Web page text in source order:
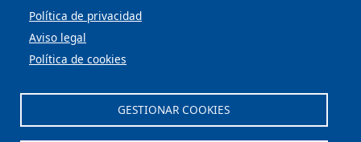
Política de privacidad
Aviso legal
Política de cookies
GESTIONAR COOKIES
MENU FOOTER
PERFIL DEL CONTRATANTE
OFICINA VIRTUAL
COMPLIANCE Y ÉTICA
AVISO LEGAL
PRIVACIDAD
ACCESIBILIDAD